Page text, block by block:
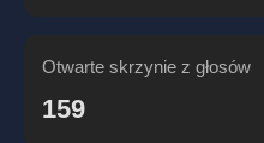
Otwarte skrzynie z głosów
159